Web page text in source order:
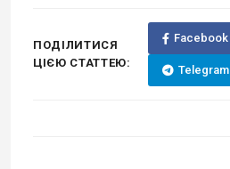
ПОДІЛИТИСЯ
ЦІЄЮ СТАТТЕЮ:
Facebook
Telegram